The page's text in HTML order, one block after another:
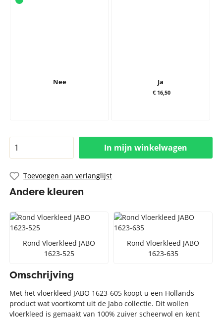
Nee Ja
€ 16,50
In mijn winkelwagen
Toevoegen aan verlanglijst
Andere kleuren
Rond Vloerkleed JABO
1623-525
Rond Vloerkleed JABO
1623-635
Omschrijving
Met het vloerkleed JABO 1623-605 koopt u een Hollands
product wat voortkomt uit de Jabo collectie. Dit wollen
vloerkleed is gemaakt van 100% zuiver scheerwol en kent